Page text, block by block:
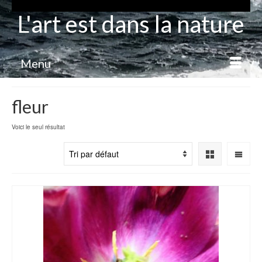
L'art est dans la nature
Menu
fleur
Voici le seul résultat